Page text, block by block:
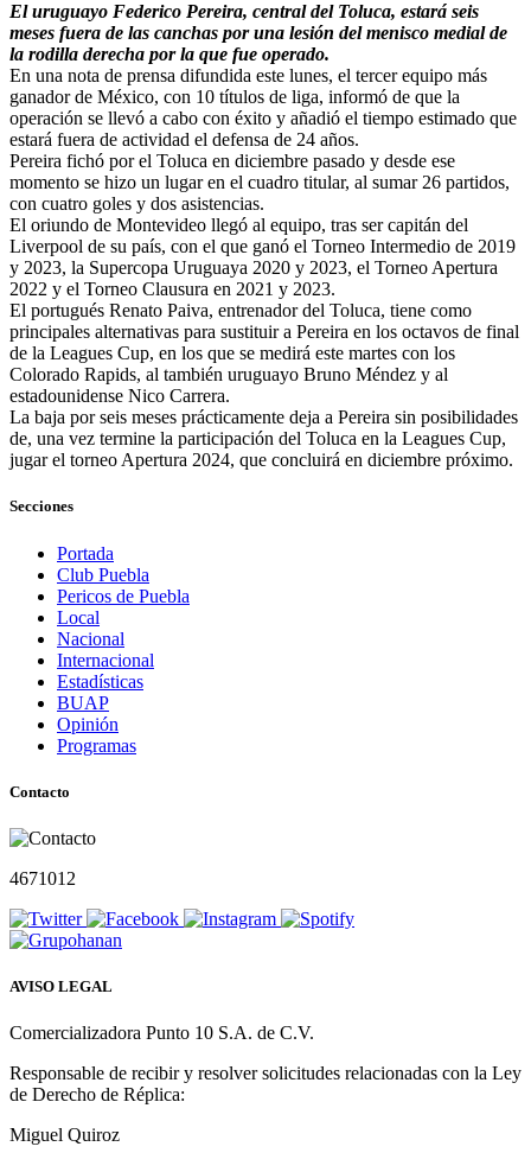
El uruguayo Federico Pereira, central del Toluca, estará seis
meses fuera de las canchas por una lesión del menisco medial de
la rodilla derecha por la que fue operado.
En una nota de prensa difundida este lunes, el tercer equipo más
ganador de México, con 10 títulos de liga, informó de que la
operación se llevó a cabo con éxito y añadió el tiempo estimado que
estará fuera de actividad el defensa de 24 años.
Pereira fichó por el Toluca en diciembre pasado y desde ese
momento se hizo un lugar en el cuadro titular, al sumar 26 partidos,
con cuatro goles y dos asistencias.
El oriundo de Montevideo llegó al equipo, tras ser capitán del
Liverpool de su país, con el que ganó el Torneo Intermedio de 2019
y 2023, la Supercopa Uruguaya 2020 y 2023, el Torneo Apertura
2022 y el Torneo Clausura en 2021 y 2023.
El portugués Renato Paiva, entrenador del Toluca, tiene como
principales alternativas para sustituir a Pereira en los octavos de final
de la Leagues Cup, en los que se medirá este martes con los
Colorado Rapids, al también uruguayo Bruno Méndez y al
estadounidense Nico Carrera.
La baja por seis meses prácticamente deja a Pereira sin posibilidades
de, una vez termine la participación del Toluca en la Leagues Cup,
jugar el torneo Apertura 2024, que concluirá en diciembre próximo.
Secciones
Portada
Club Puebla
Pericos de Puebla
Local
Nacional
Internacional
Estadísticas
BUAP
Opinión
Programas
Contacto
4671012
AVISO LEGAL
Comercializadora Punto 10 S.A. de C.V.
Responsable de recibir y resolver solicitudes relacionadas con la Ley
de Derecho de Réplica:
Miguel Quiroz